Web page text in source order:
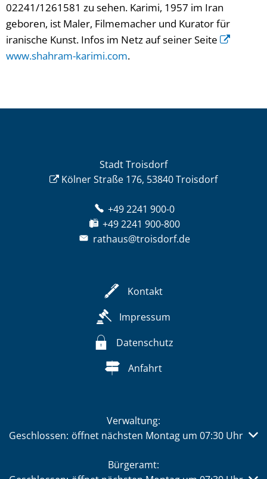
02241/1261581 zu sehen. Karimi, 1957 im Iran
geboren, ist Maler, Filmemacher und Kurator für
iranische Kunst. Infos im Netz auf seiner Seite
www.shahram-karimi.com.
Stadt Troisdorf
Kölner Straße 176, 53840 Troisdorf
+49 2241 900-0
+49 2241 900-800
rathaus@troisdorf.de
Kontakt
Impressum
Datenschutz
Anfahrt
Verwaltung:
Klicken, um weitere Öffnungs- oder Schließzeiten
Geschlossen: öffnet nächsten Montag um 07:30 Uhr
Bürgeramt: